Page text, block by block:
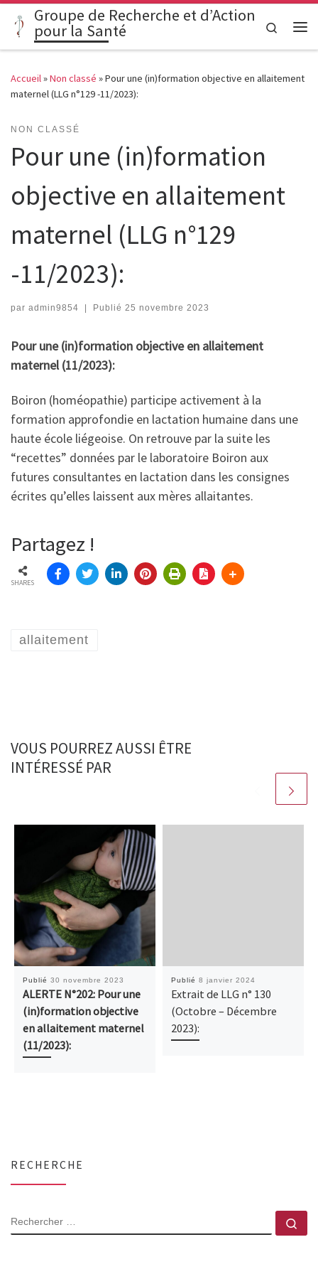
Passer au contenu
Groupe de Recherche et d’Action
pour la Santé
Search
Accueil»Non classé »Pour une (in)formation objective en allaitement
maternel (LLG n°129 -11/2023):
NON CLASSÉ
Pour une (in)formation
objective en allaitement
maternel (LLG n°129
-11/2023):
par admin9854 Publié 25 novembre 2023
Pour une (in)formation objective en allaitement
maternel (11/2023):
Boiron (homéopathie) participe activement à la
formation approfondie en lactation humaine dans une
haute école liégeoise. On retrouve par la suite les
“recettes” données par le laboratoire Boiron aux
futures consultantes en lactation dans les consignes
écrites qu’elles laissent aux mères allaitantes.
Partagez !
SHARES
allaitement
VOUS POURREZ AUSSI ÊTRE
INTÉRESSÉ PAR
Publié 30 novembre 2023
ALERTE N°202: Pour une
(in)formation objective
en allaitement maternel
(11/2023):
Publié 8 janvier 2024
Extrait de LLG n° 130
(Octobre – Décembre
2023):
RECHERCHE
RECHERCHER